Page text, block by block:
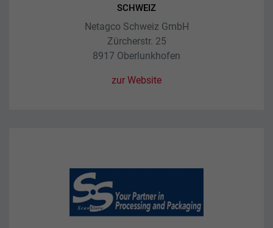
SCHWEIZ
Netagco Schweiz GmbH
Zürcherstr. 25
8917 Oberlunkhofen
zur Website